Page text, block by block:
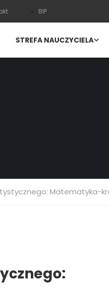
BIP
STREFA NAUCZYCIELA
Matematyka-